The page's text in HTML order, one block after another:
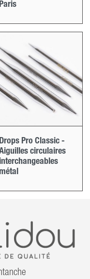
Paris
Drops Pro Classic -
circulaires
interchangeables